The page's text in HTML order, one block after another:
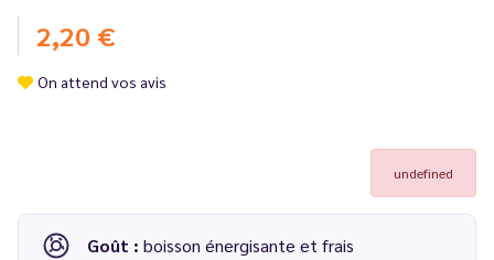
2,20 €
On attend vos avis
undefined
Goût : boisson énergisante et frais